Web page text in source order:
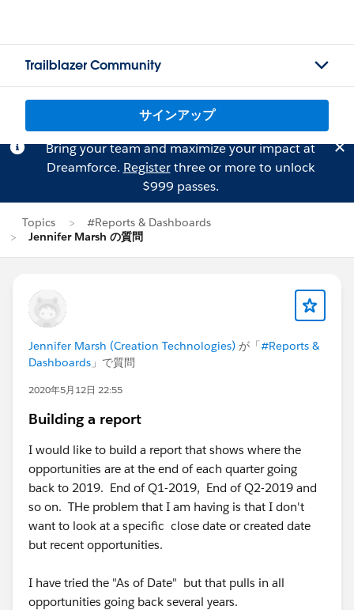
Trailblazer Community
サインアップ
Bring your team and maximize your impact at
Dreamforce. Registerthree or more to unlock
$999 passes.
Topics
#Reports & Dashboards
Jennifer Marsh の質問
Jennifer Marsh (Creation Technologies) が「#Reports &
Dashboards 」で質問
2020年5月12日 22:55
Building a report
I would like to build a report that shows where the
opportunities are at the end of each quarter going
back to 2019. End of Q1-2019, End of Q2-2019 and
so on. THe problem that I am having is that I don't
want to look at a specific close date or created date
but recent opportunities.
I have tried the "As of Date" but that pulls in all
opportunities going back several years.